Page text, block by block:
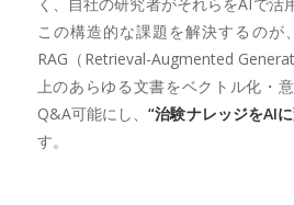
く、自社の研究者がそれらをAIで活
この構造的な課題を解決するのが
RAG（Retrieval-Augmented
上のあらゆる文書をベクトル化・
Q&A可能にし、“治験ナレッジをAI
す。